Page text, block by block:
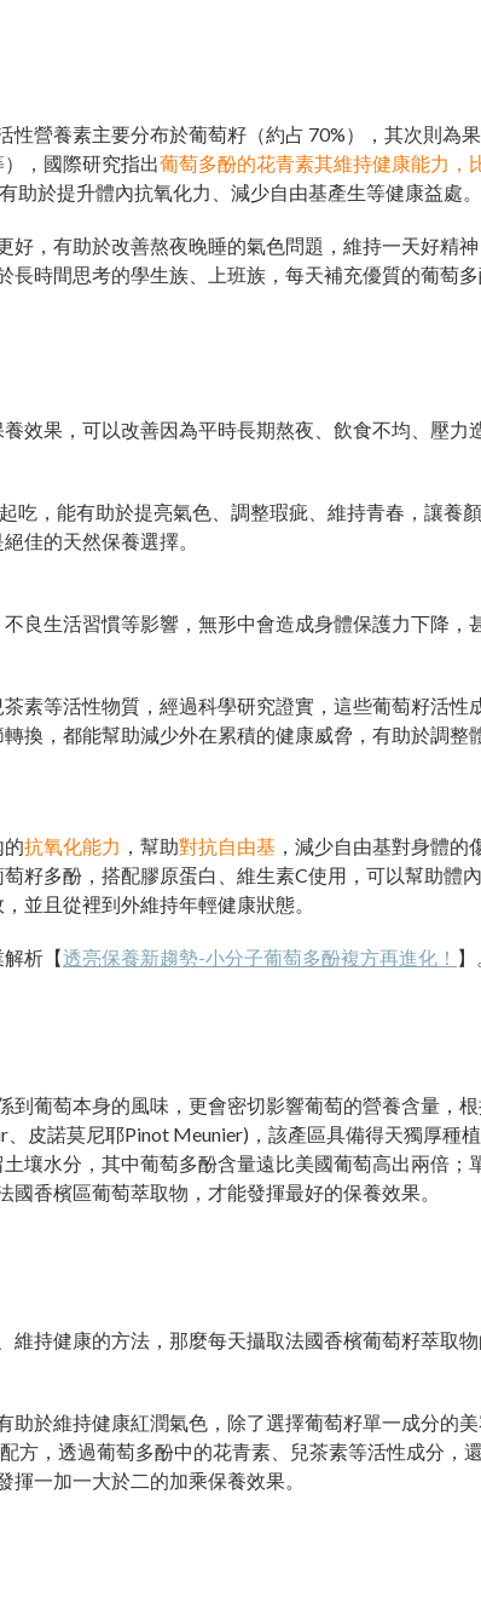
營養素主要分布於葡萄籽（約占 70%），其次則為
，國際研究指出葡萄多酚的花青素其維持健康能力，
助於提升體內抗氧化力、減少自由基產生等健康益處。
好，有助於改善熬夜晚睡的氣色問題，維持一天好精
時間思考的學生族、上班族，每天補充優質的葡萄
養效果，可以改善因為平時長期熬夜、飲食不均、壓力
吃，能有助於提亮氣色、調整瑕疵、維持青春，讓養
佳的天然保養選擇。
良生活習慣等影響，無形中會造成身體保護力下降，
素等活性物質，經過科學研究證實，這些葡萄籽活性
換，都能幫助減少外在累積的健康威脅，有助於調整
抗氧化能力 ，幫助對抗自由基 ，減少自由基對身體的
萄籽多酚，搭配膠原蛋白、維生素C使用，可以幫助體
並且從裡到外維持年輕健康狀態。
析【透亮保養新趨勢-小分子葡萄多酚複方再進化！ 】
葡萄本身的風味，更會密切影響葡萄的營養含量，
、皮諾莫尼耶Pinot Meunier)，該產區具備得天獨厚種
壤水分，其中葡萄多酚含量遠比美國葡萄高出兩倍；
香檳區葡萄萃取物，才能發揮最好的保養效果。
持健康的方法，那麼每天攝取法國香檳葡萄籽萃取
於維持健康紅潤氣色，除了選擇葡萄籽單一成分的
方，透過葡萄多酚中的花青素、兒茶素等活性成分，
一加一大於二的加乘保養效果。